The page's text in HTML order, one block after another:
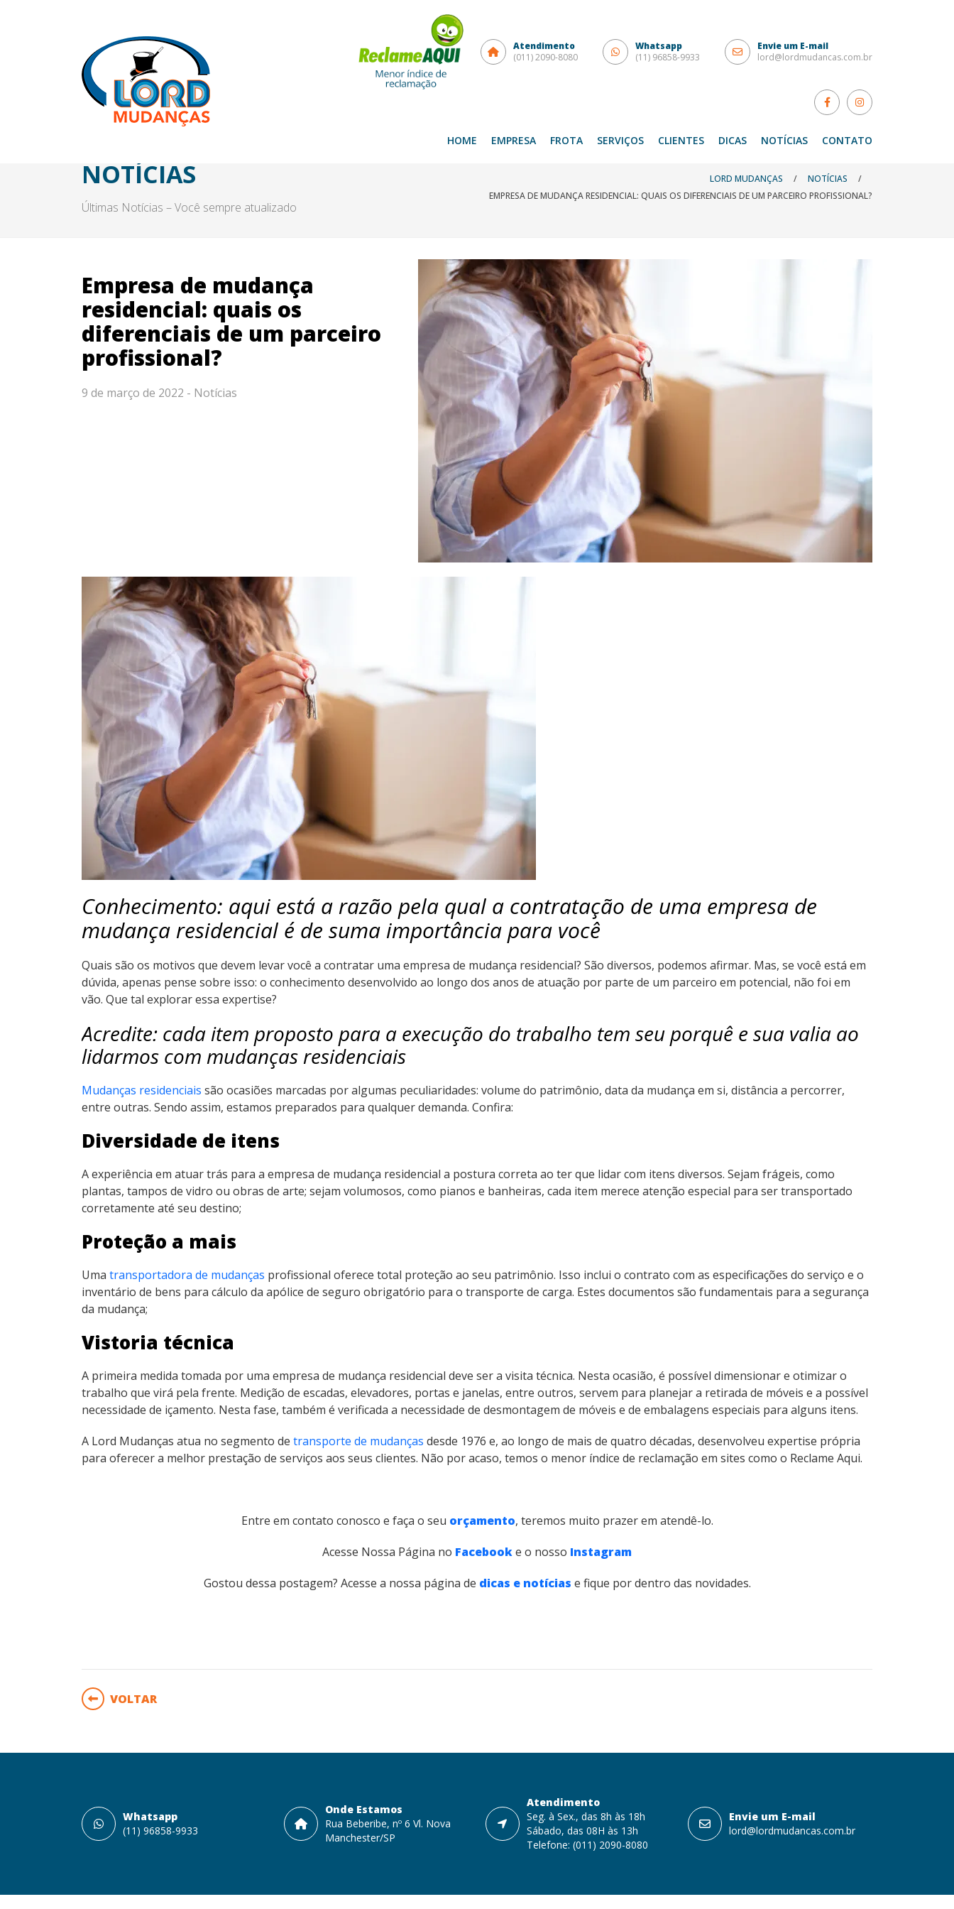
Atendimento
(011) 2090-8080
Whatsapp
(11) 96858-9933
Envie um E-mail
lord@lordmudancas.com.br
HOME EMPRESA FROTA SERVIÇOS CLIENTES DICAS NOTÍCIAS CONTATO
NOTÍCIAS
Últimas Notícias – Você sempre atualizado
LORD MUDANÇAS / NOTÍCIAS
/
EMPRESA DE MUDANÇA RESIDENCIAL: QUAIS OS DIFERENCIAIS DE UM PARCEIRO PROFISSIONAL?
Empresa de mudança
residencial: quais os
diferenciais de um parceiro
profissional?
9 de março de 2022 - Notícias
Conhecimento: aqui está a razão pela qual a contratação de uma empresa de
mudança residencial é de suma importância para você
Quais são os motivos que devem levar você a contratar uma empresa de mudança residencial? São diversos, podemos afirmar. Mas, se você está em
dúvida, apenas pense sobre isso: o conhecimento desenvolvido ao longo dos anos de atuação por parte de um parceiro em potencial, não foi em
vão. Que tal explorar essa expertise?
Acredite: cada item proposto para a execução do trabalho tem seu porquê e sua valia ao
lidarmos com mudanças residenciais
Mudanças residenciais são ocasiões marcadas por algumas peculiaridades: volume do patrimônio, data da mudança em si, distância a percorrer,
entre outras. Sendo assim, estamos preparados para qualquer demanda. Confira:
Diversidade de itens
A experiência em atuar trás para a empresa de mudança residencial a postura correta ao ter que lidar com itens diversos. Sejam frágeis, como
plantas, tampos de vidro ou obras de arte; sejam volumosos, como pianos e banheiras, cada item merece atenção especial para ser transportado
corretamente até seu destino;
Proteção a mais
Uma transportadora de mudanças profissional oferece total proteção ao seu patrimônio. Isso inclui o contrato com as especificações do serviço e o
inventário de bens para cálculo da apólice de seguro obrigatório para o transporte de carga. Estes documentos são fundamentais para a segurança
da mudança;
Vistoria técnica
A primeira medida tomada por uma empresa de mudança residencial deve ser a visita técnica. Nesta ocasião, é possível dimensionar e otimizar o
trabalho que virá pela frente. Medição de escadas, elevadores, portas e janelas, entre outros, servem para planejar a retirada de móveis e a possível
necessidade de içamento. Nesta fase, também é verificada a necessidade de desmontagem de móveis e de embalagens especiais para alguns itens.
A Lord Mudanças atua no segmento de transporte de mudanças desde 1976 e, ao longo de mais de quatro décadas, desenvolveu expertise própria
para oferecer a melhor prestação de serviços aos seus clientes. Não por acaso, temos o menor índice de reclamação em sites como o Reclame Aqui.
Entre em contato conosco e faça o seu orçamento, teremos muito prazer em atendê-lo.
Acesse Nossa Página no Facebooke o nosso Instagram
Gostou dessa postagem? Acesse a nossa página de dicas e notícias e fique por dentro das novidades.
VOLTAR
Whatsapp
(11) 96858-9933
Onde Estamos
Rua Beberibe, nº 6 Vl. Nova
Manchester/SP
Atendimento
Seg. à Sex., das 8h às 18h
Sábado, das 08H às 13h
Telefone: (011) 2090-8080
Envie um E-mail
lord@lordmudancas.com.br